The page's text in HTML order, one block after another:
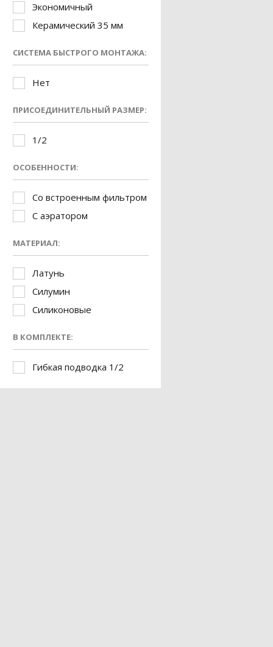
Экономичный
Керамический 35 мм
СИСТЕМА БЫСТРОГО МОНТАЖА:
Нет
ПРИСОЕДИНИТЕЛЬНЫЙ РАЗМЕР:
1/2
ОСОБЕННОСТИ:
Со встроенным фильтром
С аэратором
МАТЕРИАЛ:
Латунь
Силумин
Силиконовые
В КОМПЛЕКТЕ:
Гибкая подводка 1/2